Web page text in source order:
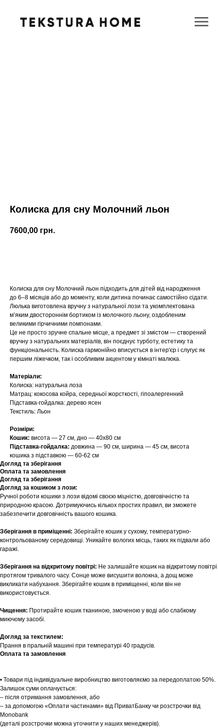
Колиска для сну Молочний льон
7600,00 грн.
Колиска для сну Молочний льон підходить для дітей від народження
до 6–8 місяців або до моменту, коли дитина починає самостійно сідати.
Люлька виготовлена вручну з натуральної лози та укомплектована
м’яким двостороннім бортиком із молочного льону, оздобленим
великими гірчичними помпонами.
Це не просто зручне спальне місце, а предмет зі змістом — створений
вручну з натуральних матеріалів, він поєднує турботу, естетику та
функціональність. Колиска гармонійно вписується в інтер'єр і слугує як
першим ліжечком, так і особливим акцентом у кімнаті малюка.
Матеріали:
Колиска: натуральна лоза
Матрац: кокосова койра, середньої жорсткості, гіпоалергенний
Підставка-гойдалка: дерево ясен
Текстиль: Льон
Розміри:
Кошик: висота — 27 см, дно — 40х80 см
Підставка-гойдалка: довжина — 90 см, ширина — 45 см, висота
кошика з підставкою — 60-62 см
Догляд та зберігання
Оплата та замовлення
Догляд та зберігання
Догляд за кошиком з лози:
Ручної роботи кошики з лози відомі своєю міцністю, довговічністю та
природною красою. Дотримуючись кількох простих правил, ви зможете
забезпечити довговічність вашого кошика.
Зберігання в приміщенні: Зберігайте кошик у сухому, температурно-
контрольованому середовищі. Уникайте вологих місць, таких як підвали або
гаражі.
Зберігання на відкритому повітрі: Не залишайте кошик на відкритому повітрі
протягом тривалого часу. Сонце може висушити волокна, а дощ може
викликати набухання. Зберігайте кошик в приміщенні, коли він не
використовується.
Чищення: Протирайте кошик тканиною, змоченою у воді або слабкому
миючому засобі.
Догляд за текстилем:
Прання в пральній машині при температурі 40 градусів.
Оплата та замовлення
• Товари під індивідуальне виробництво виготовляємо за передоплатою 50%.
Залишок суми оплачується:
– після отримання замовлення, або
– за допомогою «Оплати частинами» від ПриватБанку чи розстрочки від
Monobank
(деталі розстрочки можна уточнити у наших менеджерів).
Шоурум
Tekstura
Заплануйте візит у простір створений
для вас
Записатися